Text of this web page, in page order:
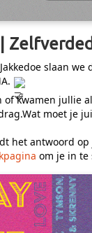
slaan
kwamen jullie
moet je
het antwoord
om je in te